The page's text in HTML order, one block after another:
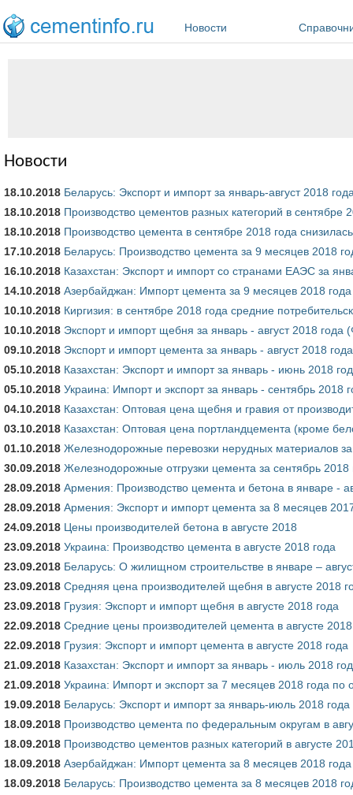
Новости
Новости
18.10.2018 Беларусь: Экспорт и импорт за январь-август 2018
18.10.2018 Производство цементов разных категорий в сентябре
18.10.2018 Производство цемента в сентябре 2018 года
17.10.2018 Беларусь: Производство цемента за 9 месяцев 2018
16.10.2018 Казахстан: Экспорт и импорт со странами ЕАЭС за
14.10.2018 Азербайджан: Импорт цемента за 9 месяцев 2018 года
10.10.2018 Киргизия: в сентябре 2018 года средние
10.10.2018 Экспорт и импорт щебня за январь - август 2018 года
09.10.2018 Экспорт и импорт цемента за январь - август 2018
05.10.2018 Казахстан: Экспорт и импорт за январь - июнь 2018
05.10.2018 Украина: Импорт и экспорт за январь - сентябрь 2018
04.10.2018 Казахстан: Оптовая цена щебня и гравия от
03.10.2018 Казахстан: Оптовая цена портландцемента (кроме
01.10.2018 Железнодорожные перевозки нерудных материалов
30.09.2018 Железнодорожные отгрузки цемента за сентябрь 2018
28.09.2018 Армения: Производство цемента и бетона в январе -
28.09.2018 Армения: Экспорт и импорт цемента за 8 месяцев
24.09.2018 Цены производителей бетона в августе 2018
23.09.2018 Украина: Производство цемента в августе 2018 года
23.09.2018 Беларусь: О жилищном строительстве в январе –
23.09.2018 Средняя цена производителей щебня в августе 2018
23.09.2018 Грузия: Экспорт и импорт щебня в августе 2018 года
22.09.2018 Средние цены производителей цемента в августе
22.09.2018 Грузия: Экспорт и импорт цемента в августе 2018 года
21.09.2018 Казахстан: Экспорт и импорт за январь - июль 2018
21.09.2018 Украина: Импорт и экспорт за 7 месяцев 2018 года по
19.09.2018 Беларусь: Экспорт и импорт за январь-июль 2018 года
18.09.2018 Производство цемента по федеральным округам в
18.09.2018 Производство цементов разных категорий в августе
18.09.2018 Азербайджан: Импорт цемента за 8 месяцев 2018 года
18.09.2018 Беларусь: Производство цемента за 8 месяцев 2018